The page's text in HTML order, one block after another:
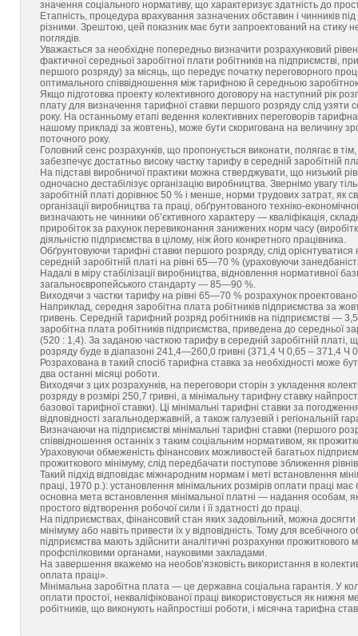
значення соціального нормативу, що характеризує здатність до
Етапність, процедура врахування зазначених обставин і чинників
різними. Зрештою, цей показник має бути запроектований на стику
поглядів.
Уважається за необхідне попередньо визначити розрахунковий
фактичної середньої заробітної плати робітників на підприємстві,
першого розряду) за місяць, що передує початку переговорного
оптимального співвідношення між тарифною й середньою
Якщо підготовка проекту колективного договору на наступний рік
плату для визначення тарифної ставки першого розряду слід узяти
року. Hа останньому етапі ведення колективних переговорів
нашому прикладі за жовтень), може бути скоригована на величину
поточного року.
Головний сенс розрахунків, що пропонується виконати, полягає в
забезпечує достатньо високу частку тарифу в середній заробітній
На підставі виробничої практики можна стверджувати, що низький
одночасно дестабілізує організацію виробництва. Звернімо увагу
заробітній платі дорівнює 50 % і менше, норми трудових затрат, як
організації виробництва та праці, обґрунтованого техніко-
визначають не чинники об’єктивного характеру — кваліфікація,
приробіток за рахунок перевиконання занижених норм часу
діяльністю підприємства в цілому, ніж його конкретного працівника.
Обґрунтовуючи тарифні ставки першого розряду, слід
середній заробітній платі на рівні 65—70 % (ураховуючи
Надалі в міру стабілізації виробництва, відновлення нормативної
загальноєвропейського стандарту — 85—90 %.
Виходячи з частки тарифу на рівні 65—70 % розрахунок
Наприклад, середня заробітна плата робітників підприємства за
гривень. Середній тарифний розряд робітників на підприємстві —
заробітна плата робітників підприємства, приведена до середньої
(520 : 1,4). За заданою часткою тарифу в середній заробітній платі,
розряду буде в діапазоні 241,4—260,0 гривні (371,4 Ч 0,65 – 371,4 Ч
Розрахована в такий спосіб тарифна ставка за необхідності може
два останні місяці роботи.
Виходячи з цих розрахунків, на переговори сторін з укладення
розряду в розмірі 250,7 гривні, а мінімальну тарифну ставку
базової тарифної ставки). Ці мінімальні тарифні ставки за
відповідності загальнодержавній, а також галузевій і регіональній
Визначаючи на підприємстві мінімальні тарифні ставки (першого
співвідношення останніх з таким соціальним нормативом, як
Ураховуючи обмеженість фінансових можливостей багатьох
прожиткового мінімуму, слід передбачати поступове зближення
Такий підхід відповідає міжнародним нормам і меті встановлення
праці, 1970 р.): установлення мінімальних розмірів оплати праці
основна мета встановлення мінімальної платні — надання особам,
простого відтворення робочої сили і її здатності до праці.
На підприємствах, фінансовий стан яких задовільний, можна
мінімуму або навіть привести їх у відповідність. Тому для
підприємства мають здійснити аналітичні розрахунки прожиткового
профспілковими органами, науковими закладами.
На завершення вкажемо на необов’язковість використання в
оплата праці».
Мінімальна заробітна плата — це державна соціальна гарантія. У
оплати простої, некваліфікованої праці використовується як
робітників, що виконують найпростіші роботи, і місячна тарифна